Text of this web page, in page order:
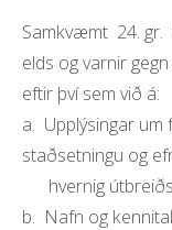
Samkvæmt 24. gr.
elds og varnir
eftir því sem við á:
a. Upplýsingar
staðsetningu og
hvernig
b. Nafn og